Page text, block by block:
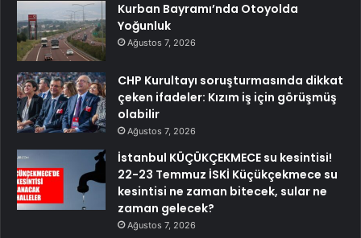
Kurban Bayramı’nda Otoyolda
Yoğunluk
Ağustos 7, 2026
CHP Kurultayı soruşturmasında dikkat
çeken ifadeler: Kızım iş için görüşmüş
olabilir
Ağustos 7, 2026
İstanbul KÜÇÜKÇEKMECE su kesintisi!
22-23 Temmuz İSKİ Küçükçekmece su
kesintisi ne zaman bitecek, sular ne
zaman gelecek?
Ağustos 7, 2026